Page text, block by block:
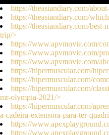
https://theasiandiary.com/
https://theasiandiary.com/
https://theasiandiary.com/
trip/>
https://www.apvmovie.com/
https://www.apvmovie.com/
https://www.apvmovie.com/
https://hipermuscular.com/
https://hipermuscular.com/
https://hipermuscular.com/
mr-olympia-2021/>
https://hipermuscular.com/
a-cadeira-extensora-para-ter-
https://
https://